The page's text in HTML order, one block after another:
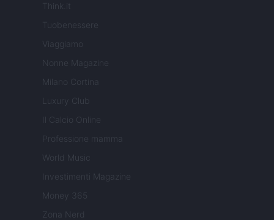
Think.it
Tuobenessere
Viaggiamo
Nonne Magazine
Milano Cortina
Luxury Club
Il Calcio Online
Professione mamma
World Music
Investimenti Magazine
Money 365
Zona Nerd